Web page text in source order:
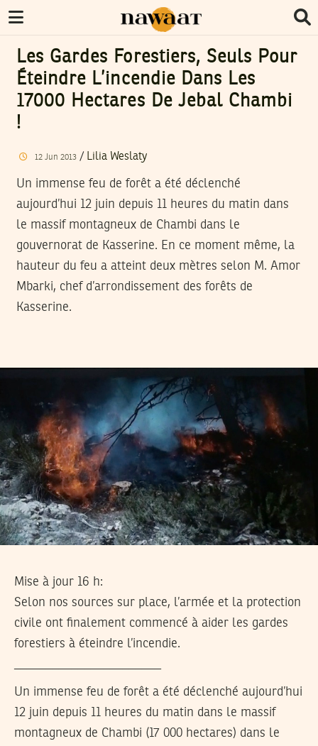
Les Gardes Forestiers, Seuls Pour
Éteindre L’incendie Dans Les
17000 Hectares De Jebal Chambi
!
12 Jun 2013/ Lilia Weslaty
Un immense feu de forêt a été déclenché
aujourd’hui 12 juin depuis 11 heures du matin dans
le massif montagneux de Chambi dans le
gouvernorat de Kasserine. En ce moment même, la
hauteur du feu a atteint deux mètres selon M. Amor
Mbarki, chef d’arrondissement des forêts de
Kasserine.
Mise à jour 16 h:
Selon nos sources sur place, l’armée et la protection
civile ont finalement commencé à aider les gardes
forestiers à éteindre l’incendie.
Un immense feu de forêt a été déclenché aujourd’hui
12 juin depuis 11 heures du matin dans le massif
montagneux de Chambi (17 000 hectares) dans le